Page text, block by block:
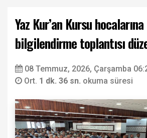
Yaz Kur’an Kursu
bilgilendirme toplantısı
08 Temmuz, 2026, Çarşamba
Ort. 1 dk. 36 sn. okuma süresi